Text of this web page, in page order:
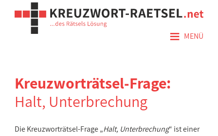
≡ MENÜ
Kreuzworträtsel-Frage:
Halt, Unterbrechung
Die Kreuzworträtsel-Frage „Halt, Unterbrechung“ ist einer